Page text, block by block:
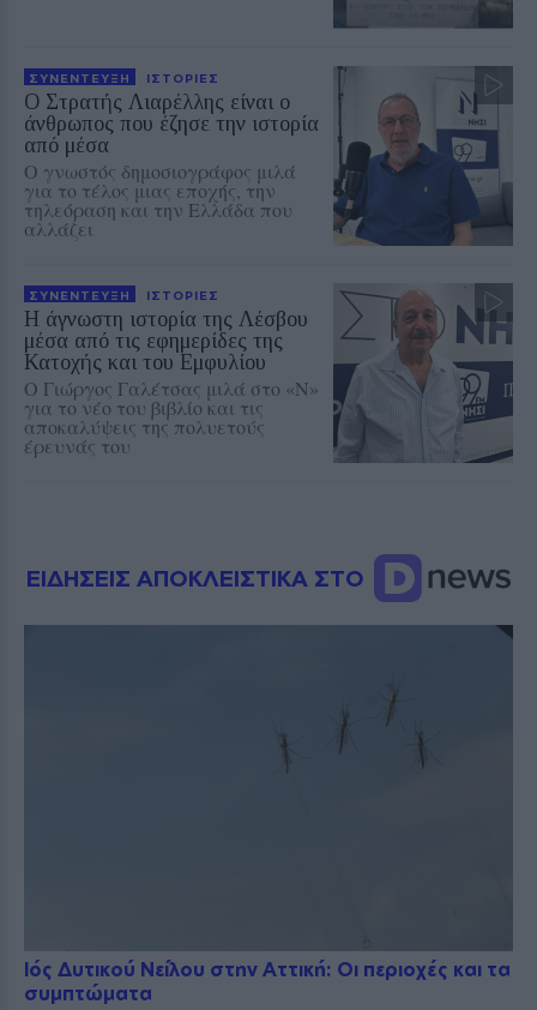
ΣΥΝΕΝΤΕΥΞΗ ΙΣΤΟΡΙΕΣ
Ο Στρατής Λιαρέλλης είναι ο
άνθρωπος που έζησε την ιστορία
από μέσα
Ο γνωστός δημοσιογράφος μιλά
για το τέλος μιας εποχής, την
τηλεόραση και την Ελλάδα που
αλλάζει
ΣΥΝΕΝΤΕΥΞΗ ΙΣΤΟΡΙΕΣ
Η άγνωστη ιστορία της Λέσβου
μέσα από τις εφημερίδες της
Κατοχής και του Εμφυλίου
Ο Γιώργος Γαλέτσας μιλά στο «Ν»
για το νέο του βιβλίο και τις
αποκαλύψεις της πολυετούς
έρευνάς του
ΕΙΔΗΣΕΙΣ ΑΠΟΚΛΕΙΣΤΙΚΑ ΣΤΟ
Ιός Δυτικού Νείλου στην Αττική: Οι περιοχές και τα
συμπτώματα